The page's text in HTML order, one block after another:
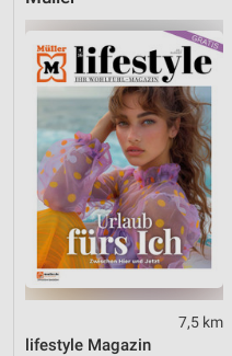
7,5 km
lifestyle Magazin